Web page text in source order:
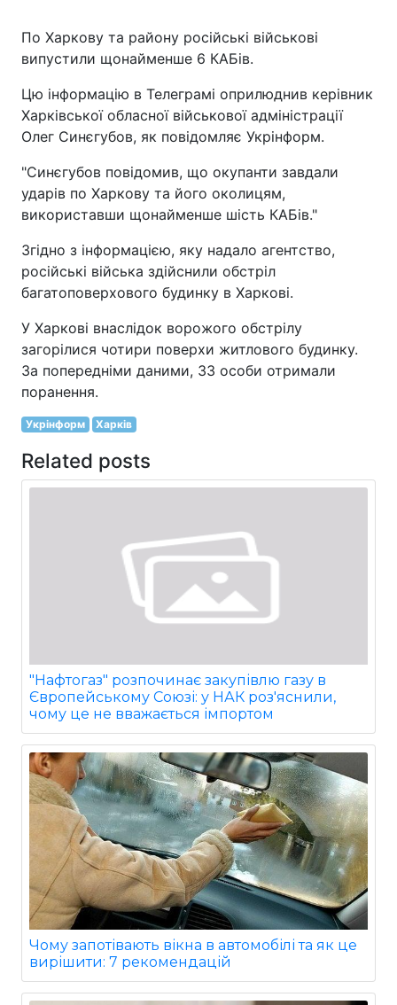
По Харкову та району російські військові
випустили щонайменше 6 КАБів.
Цю інформацію в Телеграмі оприлюднив керівник
Харківської обласної військової адміністрації
Олег Синєгубов, як повідомляє Укрінформ.
"Синєгубов повідомив, що окупанти завдали
ударів по Харкову та його околицям,
використавши щонайменше шість КАБів."
Згідно з інформацією, яку надало агентство,
російські війська здійснили обстріл
багатоповерхового будинку в Харкові.
У Харкові внаслідок ворожого обстрілу
загорілися чотири поверхи житлового будинку.
За попередніми даними, 33 особи отримали
поранення.
Укрінформ Харків
Related posts
"Нафтогаз" розпочинає закупівлю газу в
Європейському Союзі: у НАК роз'яснили,
чому це не вважається імпортом
Чому запотівають вікна в автомобілі та як це
вирішити: 7 рекомендацій